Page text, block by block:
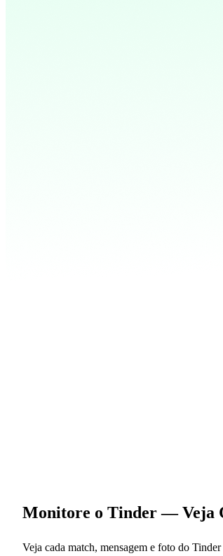
Monitore o Tinder— Veja
Veja cada match, mensagem e foto do